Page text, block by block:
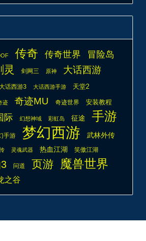
传奇 传奇世界 冒险岛
灵 剑网三 原神 大话西游
大话西游3 大话西游手游 天堂2
迹 奇迹MU 奇迹世界 安装教程
际 幻想神域 彩虹岛 征途 手游
手游 梦幻西游
武林外传
灵魂武器 热血江湖 笑傲江湖
问道 页游 魔兽世界
之谷